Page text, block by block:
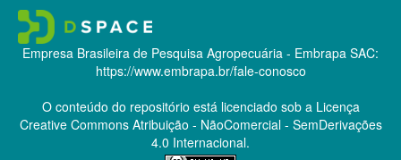
Empresa Brasileira de Pesquisa Agropecuária - Embrapa SAC:
https://www.embrapa.br/fale-conosco
O conteúdo do repositório está licenciado sob a Licença
Creative CommonsAtribuição - NãoComercial - SemDerivações
4.0 Internacional.